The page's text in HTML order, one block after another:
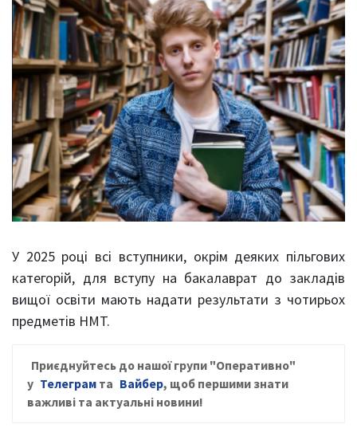
У 2025 році всі вступники, окрім деяких пільгових
категорій, для вступу на бакалаврат до закладів
вищої освіти мають надати результати з чотирьох
предметів НМТ.
Приєднуйтесь до нашої групи "Оперативно"
у Телеграм та Вайбер, щоб першими знати
важливі та актуальні новини!